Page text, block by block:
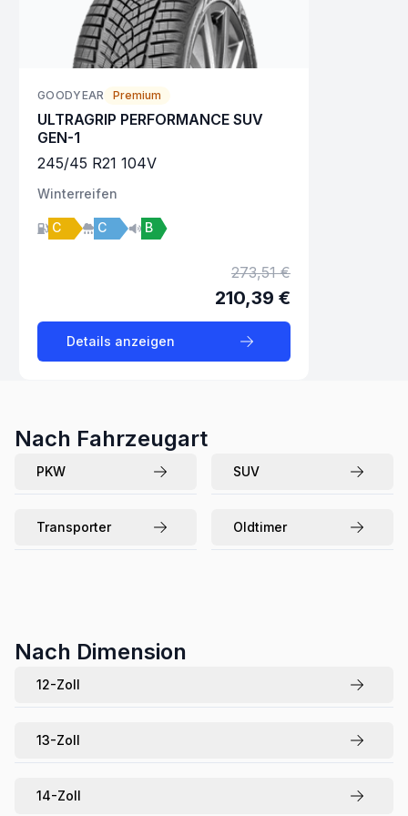
GOODYEAR Premium
ULTRAGRIP PERFORMANCE SUV
GEN-1
245/45 R21 104V
Winterreifen
C C B
273,51 €
210,39 €
Details anzeigen
Nach Fahrzeugart
PKW SUV
Transporter Oldtimer
Nach Dimension
12-Zoll
13-Zoll
14-Zoll